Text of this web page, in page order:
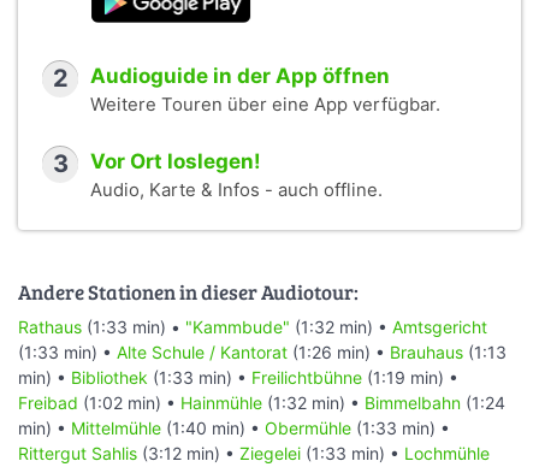
2 Audioguide in der App öffnen
Weitere Touren über eine App verfügbar.
3 Vor Ort loslegen!
Audio, Karte & Infos - auch offline.
Andere Stationen in dieser Audiotour:
Rathaus (1:33 min) • "Kammbude" (1:32 min) • Amtsgericht
(1:33 min) • Alte Schule / Kantorat (1:26 min) • Brauhaus (1:13
min) • Bibliothek (1:33 min) • Freilichtbühne (1:19 min) •
Freibad (1:02 min) • Hainmühle (1:32 min) • Bimmelbahn (1:24
min) • Mittelmühle (1:40 min) • Obermühle (1:33 min) •
Rittergut Sahlis (3:12 min) • Ziegelei (1:33 min) • Lochmühle